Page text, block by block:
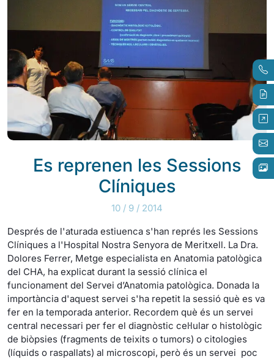
Es reprenen les Sessions
Clíniques
10 / 9 / 2014
Després de l'aturada estiuenca s'han représ les Sessions
Clíniques a l'Hospital Nostra Senyora de Meritxell. La Dra.
Dolores Ferrer, Metge especialista en Anatomia patològica
del CHA, ha explicat durant la sessió clínica el
funcionament del Servei d’Anatomia patològica. Donada la
importància d'aquest servei s'ha repetit la sessió què es va
fer en la temporada anterior. Recordem què és un servei
central necessari per fer el diagnòstic cel·lular o histològic
de biòpsies (fragments de teixits o tumors) o citologies
(líquids o raspallats) al microscopi, però és un servei poc